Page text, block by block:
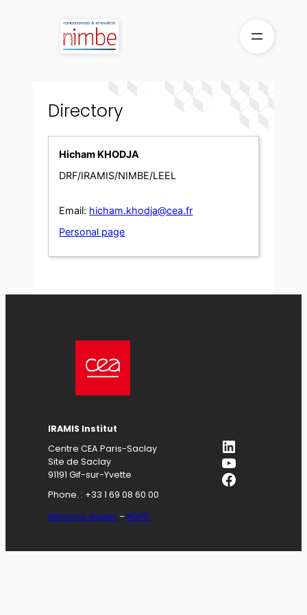
Directory
Hicham KHODJA
DRF/IRAMIS/NIMBE/LEEL
Email: hicham.khodja@cea.fr
Personal page
IRAMIS Institut
Centre CEA Paris-Saclay
Site de Saclay
91191 Gif-sur-Yvette
Phone. : +33 1 69 08 60 00
Mentions légales – RGPD
LinkedIn
YouTube
Facebook